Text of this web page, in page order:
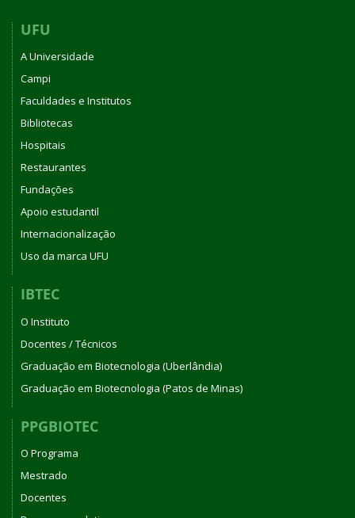
UFU
A Universidade
Campi
Faculdades e Institutos
Bibliotecas
Hospitais
Restaurantes
Fundações
Apoio estudantil
Internacionalização
Uso da marca UFU
IBTEC
O Instituto
Docentes / Técnicos
Graduação em Biotecnologia (Uberlândia)
Graduação em Biotecnologia (Patos de Minas)
PPGBIOTEC
O Programa
Mestrado
Docentes